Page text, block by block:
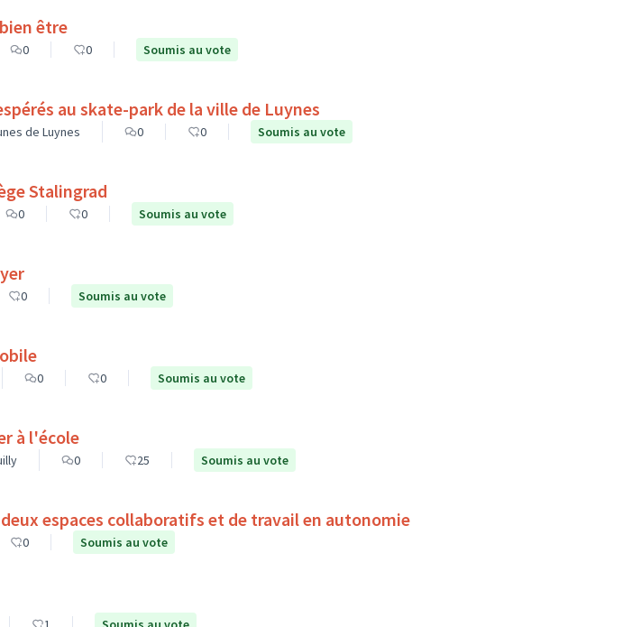
être
0 0 Soumis au vote
au skate-park de la ville de Luynes
de Luynes 0 0 Soumis au vote
Stalingrad
0 0 Soumis au vote
0 Soumis au vote
0 0 Soumis au vote
à l'école
0 25 Soumis au vote
espaces collaboratifs et de travail en autonomie
0 Soumis au vote